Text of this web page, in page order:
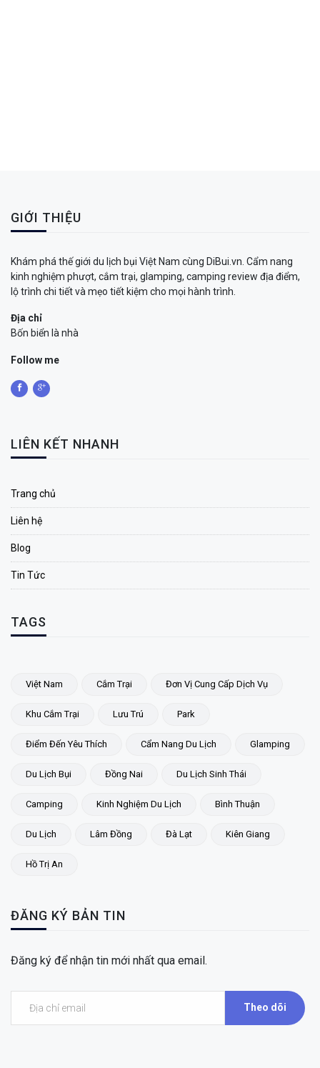
GIỚI THIỆU
Khám phá thế giới du lịch bụi Việt Nam cùng DiBui.vn. Cẩm nang
kinh nghiệm phượt, cắm trại, glamping, camping review địa điểm,
lộ trình chi tiết và mẹo tiết kiệm cho mọi hành trình.
Địa chỉ
Bốn biển là nhà
Follow me
LIÊN KẾT NHANH
Trang chủ
Liên hệ
Blog
Tin Tức
TAGS
Việt Nam Cắm Trại Đơn Vị Cung Cấp Dịch Vụ
Khu Cắm Trại Lưu Trú Park
Điểm Đến Yêu Thích Cẩm Nang Du Lịch Glamping
Du Lịch Bụi Đồng Nai Du Lịch Sinh Thái
Camping Kinh Nghiệm Du Lịch Bình Thuận
Du Lịch Lâm Đồng Đà Lạt Kiên Giang
Hồ Trị An
ĐĂNG KÝ BẢN TIN
Đăng ký để nhận tin mới nhất qua email.
Theo dõi